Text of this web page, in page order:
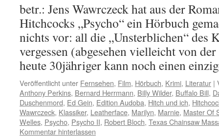
betr.: Jens Wawrczeck hat aus der
Hitchcocks „Psycho“ ein Hörbuch
nichts vor: all die „Unsterblichen“ des
vergessen (abgesehen vielleicht von
heute 30jähriger kann noch einen
Veröffentlicht unter Fernsehen, Film, Hörbuch, Krimi, Literatur |
Anthony Perkins, Bernard Herrmann, Billy Wilder, Buffalo Bill,
Duschenmord, Ed Gein, Edition Audoba, Hitch und ich,
Wawrczeck, Klassiker, Leatherface, Marilyn, Marnie, Master Of
Welles, Psycho, Psycho II, Robert Bloch, Texas Chainsaw
Kommentar hinterlassen